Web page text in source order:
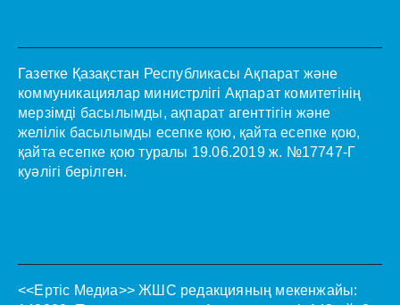
Газетке Қазақстан Республикасы Ақпарат және
коммуникациялар министрлігі Ақпарат комитетінің
мерзімді басылымды, ақпарат агенттігін және
желілік басылымды есепке қою, қайта есепке қою,
қайта есепке қою туралы 19.06.2019 ж. №17747-Г
куәлігі берілген.
<<Ертіс Медиа>> ЖШС редакцияның мекенжайы: